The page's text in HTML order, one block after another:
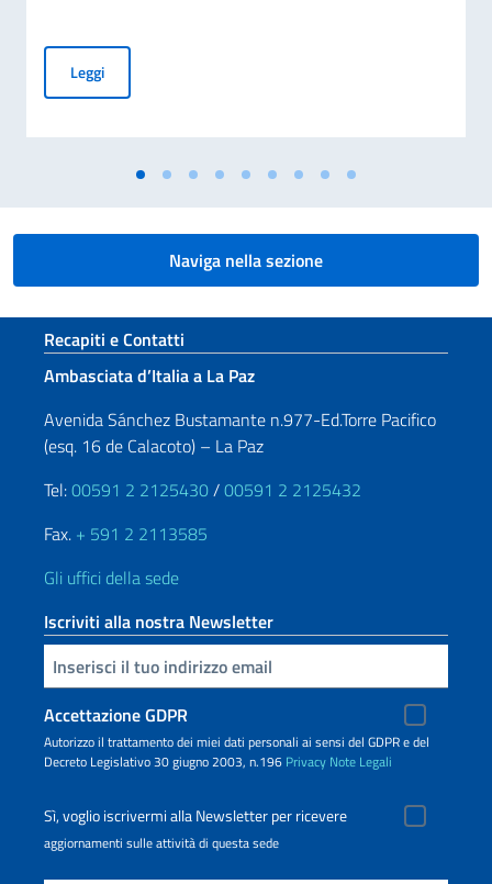
LeggiGraduatoria - Borse di studio offerte dal Governo italiano
Naviga nella sezione
Sezione footer
Recapiti e Contatti
Ambasciata d’Italia a La Paz
Avenida Sánchez Bustamante n.977-Ed.Torre Pacifico
(esq. 16 de Calacoto) – La Paz
Tel:00591 2 2125430/00591 2 2125432
Fax. + 591 2 2113585
Gli uffici della sede
Iscriviti alla nostra Newsletter
Inserisci la tua email
Accettazione GDPR
Autorizzo il trattamento dei miei dati personali ai sensi del GDPR e del
Decreto Legislativo 30 giugno 2003, n.196 Privacy Note Legali
Sì, voglio iscrivermi alla Newsletter per ricevere
aggiornamenti sulle attività di questa sede